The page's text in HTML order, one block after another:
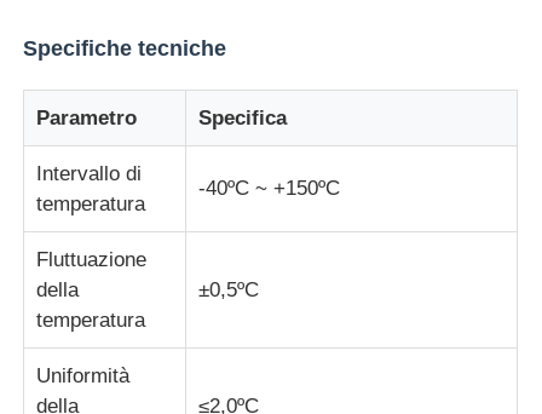
Contattaci
Richiedere un preventivo
Attrezzatura di prova di laboratorio
Camera per test ambientali
Macchina di test universale
Specifiche tecniche
Parametro Specifica
Intervallo di
temperatura
-40ºC ~ +150ºC
Fluttuazione
della
temperatura
±0,5ºC
Uniformità
della
≤2,0ºC